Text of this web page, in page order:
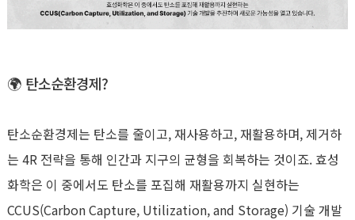
🌍 탄소순환경제?
탄소순환경제는 탄소를 줄이고,재사용하고,재활용하며,제거하
는 4R 전략을 통해 인간과 지구의 균형을 회복하는 것이죠.효성
화학은 이 중에서도 탄소를 포집해 재활용까지 실현하는
CCUS(Carbon Capture, Utilization, and Storage) 기술 개발